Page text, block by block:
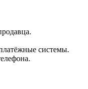
системы.